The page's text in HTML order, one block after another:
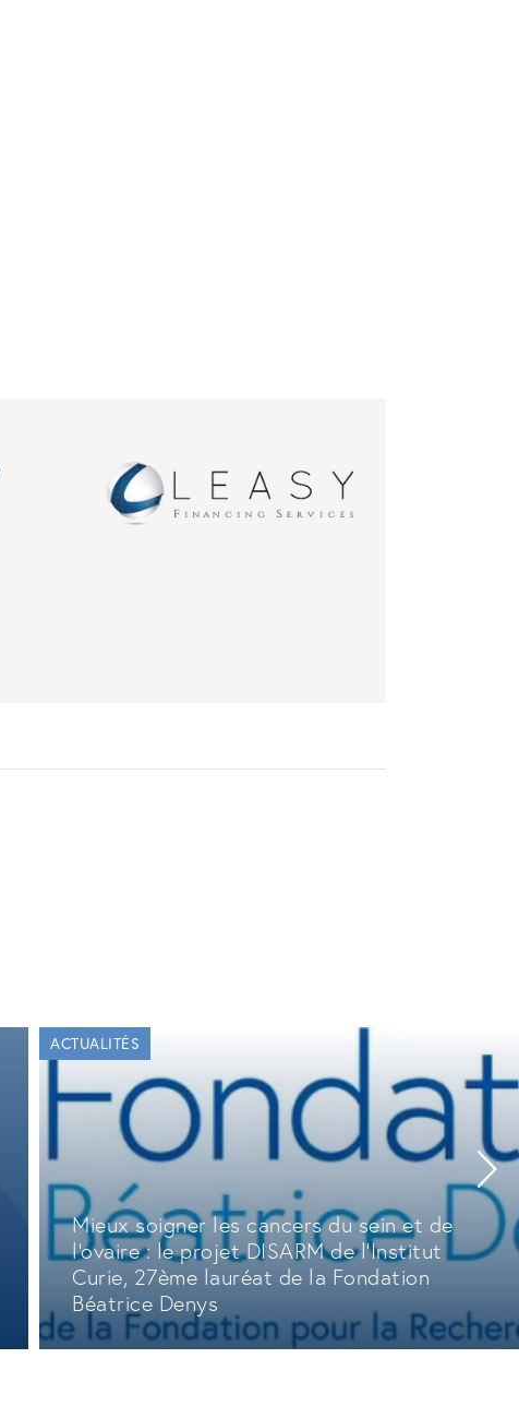
ACTUALITÉS
Mieux soigner les cancers du sein et de
l'ovaire : le projet DISARM de l'Institut
Curie, 27ème lauréat de la Fondation
Béatrice Denys